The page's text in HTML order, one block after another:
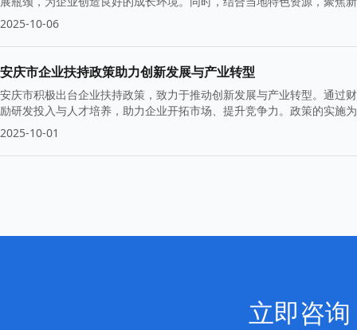
2025-10-06
安庆市企业扶持政策助力创新发展与产业转型
安庆市积极出台企业扶持政策，致力于推动创新发展与产业转型。通过
励研发投入与人才培养，助力企业开拓市场、提升竞争力。政策的实施
2025-10-01
立即咨